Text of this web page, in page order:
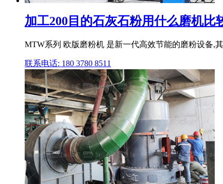
加工200目的石灰石粉用什么磨机比
MTW系列 欧版磨粉机 是新一代高效节能的磨粉设备,
联系电话: 180 3780 8511